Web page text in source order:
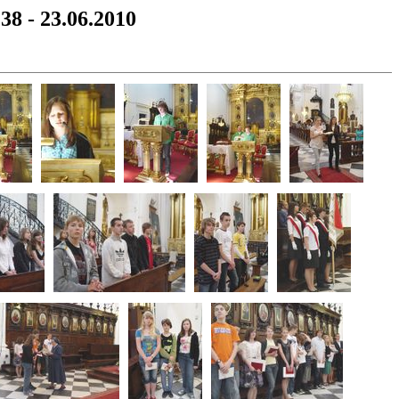
- 23.06.2010